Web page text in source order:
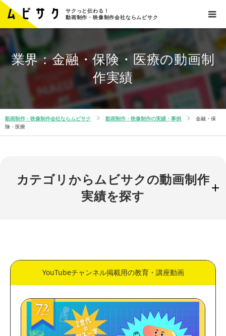
サクっと伝わる！
動画制作・映像制作会社ならムビサク
業界：金融・保険・医療の動画制
作実績
動画制作・映像制作会社ならムビサク 動画制作・映像制作の実績・事例
金融・保
険・医療
カテゴリからムビサクの動画制作
実績を探す
30万円～50万円
表現方法
実写動画 アニメーション動画
YouTubeチャンネル掲載用の教育・講座動画